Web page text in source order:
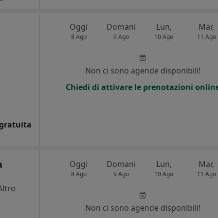
Oggi
8 Ago
Domani
9 Ago
Lun,
10 Ago
Mar,
11 Ago
Non ci sono agende disponibili!
Chiedi di attivare le prenotazioni
Oggi
8 Ago
Domani
9 Ago
Lun,
10 Ago
Mar,
11 Ago
Non ci sono agende disponibili!